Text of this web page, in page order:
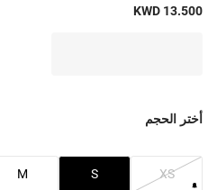
KWD 13.500
أختر الحجم
XS
S
M